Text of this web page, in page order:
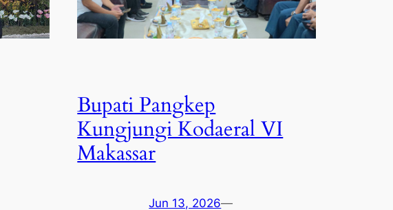
Bupati Pangkep
Kungjungi Kodaeral VI
Makassar
Jun 13, 2026—